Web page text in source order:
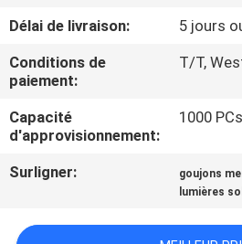
DE
QUALITÉ
NOUS
CONTACTER
Délai de livraison:
5 jours
Conditions de
paiement:
T/T,
Capacité
d'approvisionnement:
1000
Surligner: goujons
lumières